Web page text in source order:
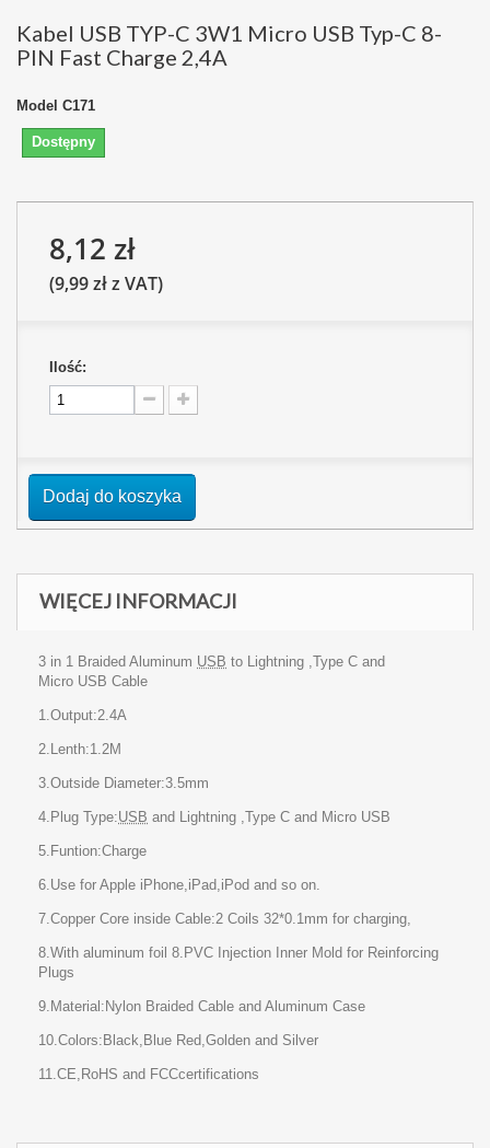
Kabel USB TYP-C 3W1 Micro USB Typ-C 8-
PIN Fast Charge 2,4A
Model C171
Dostępny
8,12 zł
(9,99 zł z VAT)
Ilość:
Dodaj do koszyka
WIĘCEJ INFORMACJI
3 in 1 Braided Aluminum USB to Lightning ,Type C and
Micro USB Cable
1.Output:2.4A
2.Lenth:1.2M
3.Outside Diameter:3.5mm
4.Plug Type:USB and Lightning ,Type C and Micro USB
5.Funtion:Charge
6.Use for Apple iPhone,iPad,iPod and so on.
7.Copper Core inside Cable:2 Coils 32*0.1mm for charging,
8.With aluminum foil 8.PVC Injection Inner Mold for Reinforcing
Plugs
9.Material:Nylon Braided Cable and Aluminum Case
10.Colors:Black,Blue Red,Golden and Silver
11.CE,RoHS and FCCcertifications